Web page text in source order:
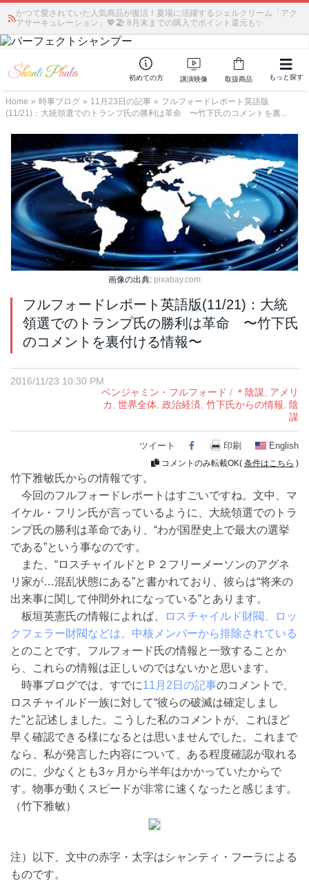
かつて愛されていた人気商品が復活！夏場に活躍するジェルクリーム「アク
アサーキュレーション」💖🏖️ 8月末までの購入でポイント還元も✨
初めての方 講演映像 取扱商品 もっと探す
Home » 時事ブログ » 11月23日の記事 » フルフォードレポート英語版
(11/21)：大統領選でのトランプ氏の勝利は革命 〜竹下氏のコメントを裏...
画像の出典: pixabay.com
フルフォードレポート英語版(11/21)：大統
領選でのトランプ氏の勝利は革命 〜竹下氏
のコメントを裏付ける情報〜
2016/11/23 10:30 PM
ベンジャミン・フルフォード / ＊陰謀, アメリ
カ, 世界全体, 政治経済, 竹下氏からの情報, 陰
謀
ツイート Facebook
印刷 English
コメントのみ転載OK( 条件はこちら )
竹下雅敏氏からの情報です。
今回のフルフォードレポートはすごいですね。文中、マ
イケル・フリン氏が言っているように、大統領選でのトラ
ンプ氏の勝利は革命であり、“わが国歴史上で最大の選挙
である”という事なのです。
また、“ロスチャイルドとＰ２フリーメーソンのアグネ
リ家が…混乱状態にある”と書かれており、彼らは“将来の
出来事に関して仲間外れになっている”とあります。
板垣英憲氏の情報によれば、
ロスチャイルド財閥、ロッ
クフェラー財閥などは、中核メンバーから排除されている
とのことです。フルフォード氏の情報と一致することか
ら、これらの情報は正しいのではないかと思います。
時事ブログでは、すでに11月2日の記事のコメントで、
ロスチャイルド一族に対して“彼らの破滅は確定しまし
た”と記述しました。こうした私のコメントが、これほど
早く確認できる様になるとは思いませんでした。これまで
なら、私が発言した内容について、ある程度確認が取れる
のに、少なくとも3ヶ月から半年はかかっていたからで
す。物事が動くスピードが非常に速くなったと感じます。
（竹下雅敏）
注）以下、文中の赤字・太字はシャンティ・フーラによる
ものです。